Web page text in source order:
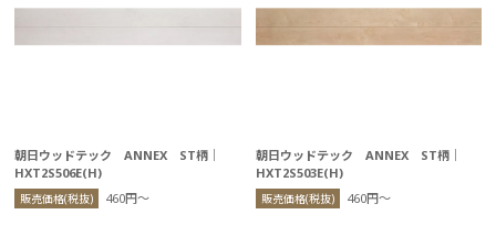
朝日ウッドテック ANNEX ST柄｜
HXT2S506E(H)
販売価格(税抜) 460円〜
朝日ウッドテック ANNEX ST柄｜
HXT2S503E(H)
販売価格(税抜) 460円〜